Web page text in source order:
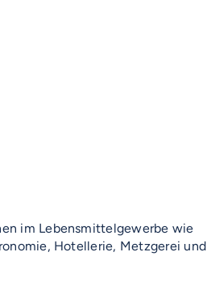
im Lebensmittelgewerbe wie
Hotellerie, Metzgerei und